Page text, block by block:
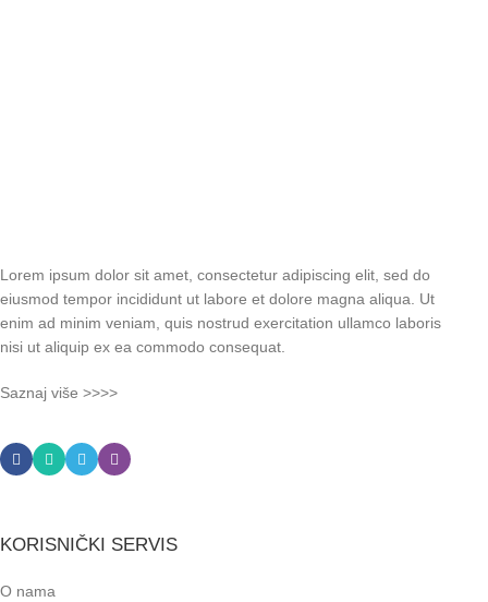
Lorem ipsum dolor sit amet, consectetur adipiscing elit, sed do
eiusmod tempor incididunt ut labore et dolore magna aliqua. Ut
enim ad minim veniam, quis nostrud exercitation ullamco laboris
nisi ut aliquip ex ea commodo consequat.
Saznaj više >>>>
KORISNIČKI SERVIS
O nama